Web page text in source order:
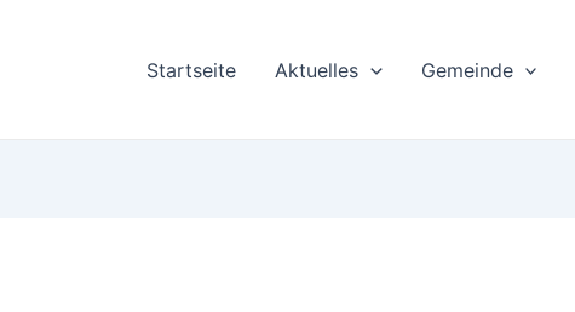
Startseite Aktuelles Gemeinde